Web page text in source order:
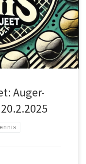
vastaan. Testaa uusi
eduilla! Pelaajien
ja hyökkäävä
alustoilla.
vaikeudet
hänen heikkoon
on yksi maailman
Auger-